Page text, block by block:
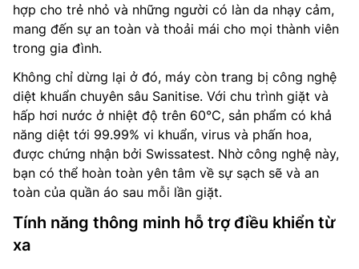
hợp cho trẻ nhỏ và những người có làn da nhạy cảm,
mang đến sự an toàn và thoải mái cho mọi thành viên
trong gia đình.
Không chỉ dừng lại ở đó, máy còn trang bị công nghệ
diệt khuẩn chuyên sâu Sanitise. Với chu trình giặt và
hấp hơi nước ở nhiệt độ trên 60°C, sản phẩm có khả
năng diệt tới 99.99% vi khuẩn, virus và phấn hoa,
được chứng nhận bởi Swissatest. Nhờ công nghệ này,
bạn có thể hoàn toàn yên tâm về sự sạch sẽ và an
toàn của quần áo sau mỗi lần giặt.
Tính năng thông minh hỗ trợ điều khiển từ
xa